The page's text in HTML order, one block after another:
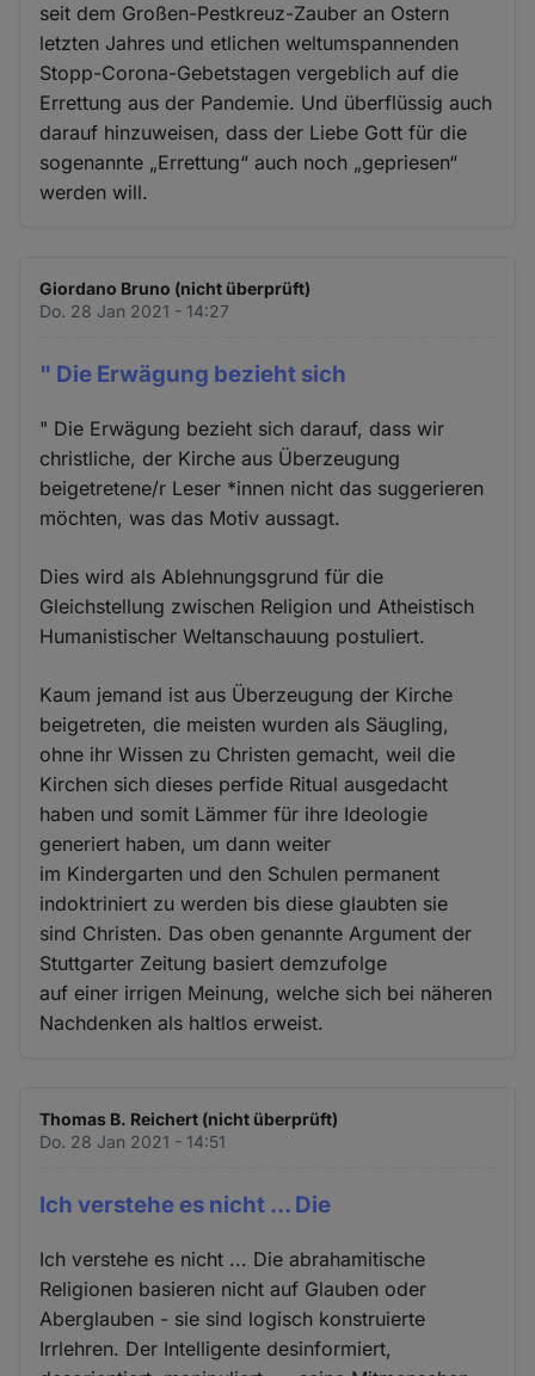
seit dem Großen-Pestkreuz-Zauber an Ostern
letzten Jahres und etlichen weltumspannenden
Stopp-Corona-Gebetstagen vergeblich auf die
Errettung aus der Pandemie. Und überflüssig auch
darauf hinzuweisen, dass der Liebe Gott für die
sogenannte „Errettung“ auch noch „gepriesen“
werden will.
Giordano Bruno (nicht überprüft)
Do. 28 Jan 2021 - 14:27
" Die Erwägung bezieht sich
" Die Erwägung bezieht sich darauf, dass wir
christliche, der Kirche aus Überzeugung
beigetretene/r Leser *innen nicht das suggerieren
möchten, was das Motiv aussagt.
Dies wird als Ablehnungsgrund für die
Gleichstellung zwischen Religion und Atheistisch
Humanistischer Weltanschauung postuliert.
Kaum jemand ist aus Überzeugung der Kirche
beigetreten, die meisten wurden als Säugling,
ohne ihr Wissen zu Christen gemacht, weil die
Kirchen sich dieses perfide Ritual ausgedacht
haben und somit Lämmer für ihre Ideologie
generiert haben, um dann weiter
im Kindergarten und den Schulen permanent
indoktriniert zu werden bis diese glaubten sie
sind Christen. Das oben genannte Argument der
Stuttgarter Zeitung basiert demzufolge
auf einer irrigen Meinung, welche sich bei näheren
Nachdenken als haltlos erweist.
Thomas B. Reichert (nicht überprüft)
Do. 28 Jan 2021 - 14:51
Ich verstehe es nicht ... Die
Ich verstehe es nicht ... Die abrahamitische
Religionen basieren nicht auf Glauben oder
Aberglauben - sie sind logisch konstruierte
Irrlehren. Der Intelligente desinformiert,